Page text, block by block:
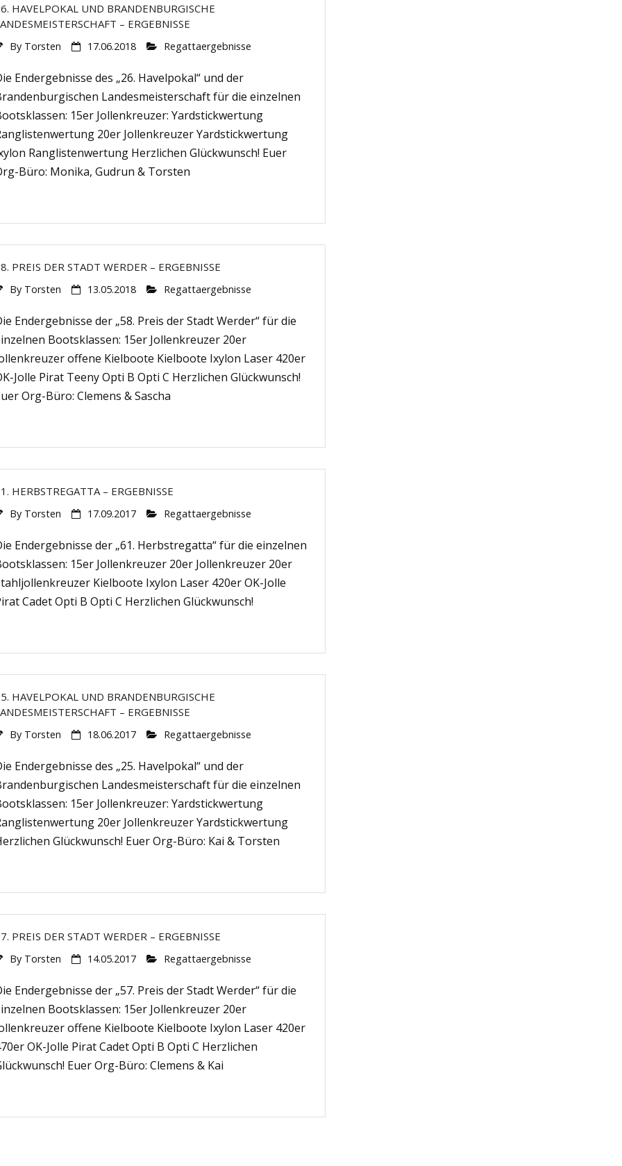
HAVELPOKAL UND BRANDENBURGISCHE
– ERGEBNISSE
By Torsten 17.06.2018 Regattaergebnisse
Endergebnisse des „26. Havelpokal“ und der
Landesmeisterschaft für die einzelnen
15er Jollenkreuzer: Yardstickwertung
20er Jollenkreuzer Yardstickwertung
Ranglistenwertung Herzlichen Glückwunsch! Euer
Büro: Monika, Gudrun & Torsten
PREIS DER STADT WERDER – ERGEBNISSE
By Torsten 13.05.2018 Regattaergebnisse
Endergebnisse der „58. Preis der Stadt Werder“ für die
Bootsklassen: 15er Jollenkreuzer 20er
offene Kielboote Kielboote Ixylon Laser 420er
Jolle Pirat Teeny Opti B Opti C Herzlichen Glückwunsch!
Org-Büro: Clemens & Sascha
HERBSTREGATTA – ERGEBNISSE
By Torsten 17.09.2017 Regattaergebnisse
Endergebnisse der „61. Herbstregatta“ für die einzelnen
15er Jollenkreuzer 20er Jollenkreuzer 20er
Kielboote Ixylon Laser 420er OK-Jolle
Cadet Opti B Opti C Herzlichen Glückwunsch!
HAVELPOKAL UND BRANDENBURGISCHE
– ERGEBNISSE
By Torsten 18.06.2017 Regattaergebnisse
Endergebnisse des „25. Havelpokal“ und der
Landesmeisterschaft für die einzelnen
15er Jollenkreuzer: Yardstickwertung
20er Jollenkreuzer Yardstickwertung
Glückwunsch! Euer Org-Büro: Kai & Torsten
PREIS DER STADT WERDER – ERGEBNISSE
By Torsten 14.05.2017 Regattaergebnisse
Endergebnisse der „57. Preis der Stadt Werder“ für die
Bootsklassen: 15er Jollenkreuzer 20er
offene Kielboote Kielboote Ixylon Laser 420er
OK-Jolle Pirat Cadet Opti B Opti C Herzlichen
Euer Org-Büro: Clemens & Kai